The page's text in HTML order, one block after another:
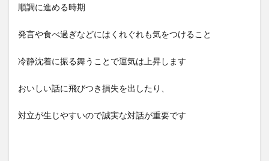
順調に進める時期
発言や食べ過ぎなどにはくれぐれも気をつけること
冷静沈着に振る舞うことで運気は上昇します
おいしい話に飛びつき損失を出したり、
対立が生じやすいので誠実な対話が重要です